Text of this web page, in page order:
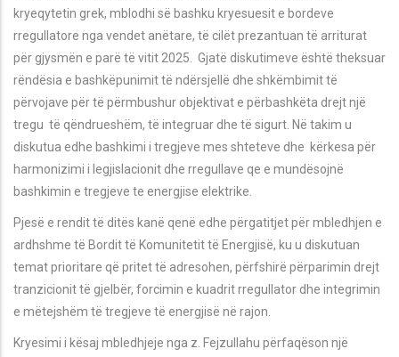
kryeqytetin grek, mblodhi së bashku kryesuesit e bordeve
rregullatore nga vendet anëtare, të cilët prezantuan të arriturat
për gjysmën e parë të vitit 2025. Gjatë diskutimeve është theksuar
rëndësia e bashkëpunimit të ndërsjellë dhe shkëmbimit të
përvojave për të përmbushur objektivat e përbashkëta drejt një
tregu të qëndrueshëm, të integruar dhe të sigurt. Në takim u
diskutua edhe bashkimi i tregjeve mes shteteve dhe kërkesa për
harmonizimi i legjislacionit dhe rregullave qe e mundësojnë
bashkimin e tregjeve te energjise elektrike.
Pjesë e rendit të ditës kanë qenë edhe përgatitjet për mbledhjen e
ardhshme të Bordit të Komunitetit të Energjisë, ku u diskutuan
temat prioritare që pritet të adresohen, përfshirë përparimin drejt
tranzicionit të gjelbër, forcimin e kuadrit rregullator dhe integrimin
e mëtejshëm të tregjeve të energjisë në rajon.
Kryesimi i kësaj mbledhjeje nga z. Fejzullahu përfaqëson një